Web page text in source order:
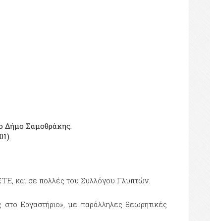
Δήμο Σαμοθράκης.
και σε πολλές του Συλλόγου Γλυπτών.
Εργαστήριο», με παράλληλες θεωρητικές